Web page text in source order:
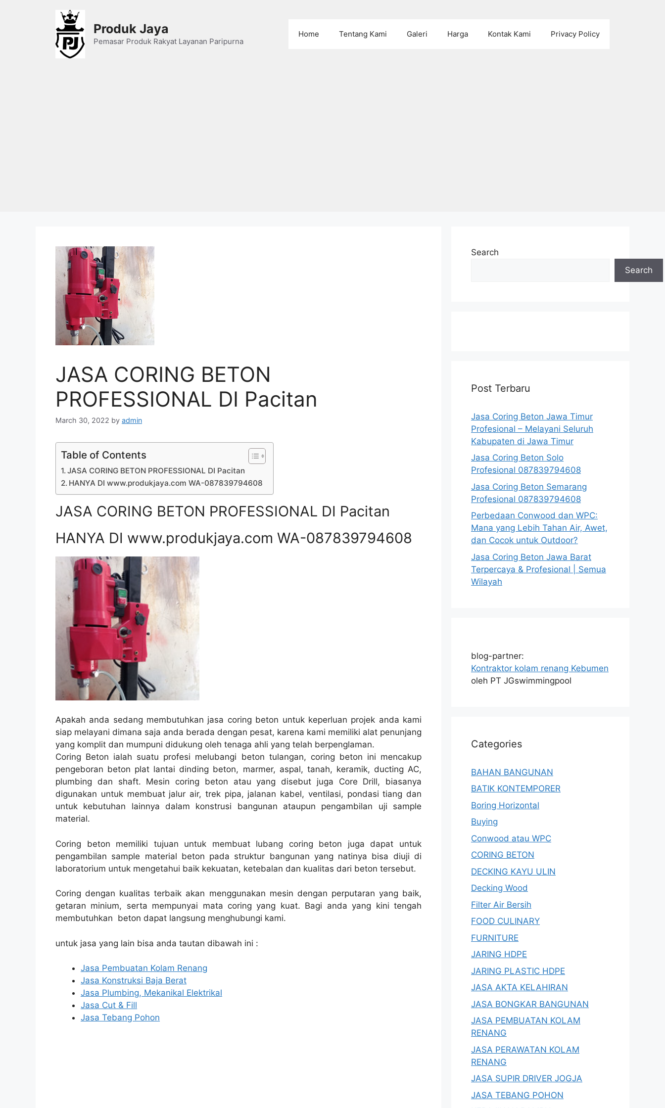
Produk Jaya
Pemasar Produk Rakyat Layanan Paripurna
Home Tentang Kami Galeri Harga Kontak Kami Privacy Policy
JASA CORING BETON
PROFESSIONAL DI Pacitan
March 30, 2022 by admin
Table of Contents
JASA CORING BETON PROFESSIONAL DI Pacitan
HANYA DI www.produkjaya.com WA-087839794608
JASA CORING BETON PROFESSIONAL DI Pacitan
HANYA DI www.produkjaya.com WA-087839794608
Apakah anda sedang membutuhkan jasa coring beton untuk keperluan projek anda kami
siap melayani dimana saja anda berada dengan pesat, karena kami memiliki alat penunjang
yang komplit dan mumpuni didukung oleh tenaga ahli yang telah berpenglaman.
Coring Beton ialah suatu profesi melubangi beton tulangan, coring beton ini mencakup
pengeboran beton plat lantai dinding beton, marmer, aspal, tanah, keramik, ducting AC,
plumbing dan shaft. Mesin coring beton atau yang disebut juga Core Drill, biasanya
digunakan untuk membuat jalur air, trek pipa, jalanan kabel, ventilasi, pondasi tiang dan
untuk kebutuhan lainnya dalam konstrusi bangunan ataupun pengambilan uji sample
material.
Coring beton memiliki tujuan untuk membuat lubang coring beton juga dapat untuk
pengambilan sample material beton pada struktur bangunan yang natinya bisa diuji di
laboratorium untuk mengetahui baik kekuatan, ketebalan dan kualitas dari beton tersebut.
Coring dengan kualitas terbaik akan menggunakan mesin dengan perputaran yang baik,
getaran minium, serta mempunyai mata coring yang kuat. Bagi anda yang kini tengah
membutuhkan beton dapat langsung menghubungi kami.
untuk jasa yang lain bisa anda tautan dibawah ini :
Jasa Pembuatan Kolam Renang
Jasa Konstruksi Baja Berat
Jasa Plumbing, Mekanikal Elektrikal
Jasa Cut & Fill
Jasa Tebang Pohon
Search
Search
Post Terbaru
Jasa Coring Beton Jawa Timur
Profesional – Melayani Seluruh
Kabupaten di Jawa Timur
Jasa Coring Beton Solo
Profesional 087839794608
Jasa Coring Beton Semarang
Profesional 087839794608
Perbedaan Conwood dan WPC:
Mana yang Lebih Tahan Air, Awet,
dan Cocok untuk Outdoor?
Jasa Coring Beton Jawa Barat
Terpercaya & Profesional | Semua
Wilayah
blog-partner:
Kontraktor kolam renang Kebumen
oleh PT JGswimmingpool
Categories
BAHAN BANGUNAN
BATIK KONTEMPORER
Boring Horizontal
Buying
Conwood atau WPC
CORING BETON
DECKING KAYU ULIN
Decking Wood
Filter Air Bersih
FOOD CULINARY
FURNITURE
JARING HDPE
JARING PLASTIC HDPE
JASA AKTA KELAHIRAN
JASA BONGKAR BANGUNAN
JASA PEMBUATAN KOLAM
RENANG
JASA PERAWATAN KOLAM
RENANG
JASA SUPIR DRIVER JOGJA
JASA TEBANG POHON